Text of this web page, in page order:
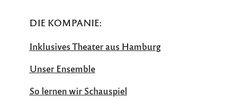
DIE KOMPANIE:
Inklusives Theater aus Hamburg
Unser Ensemble
So lernen wir Schau­spiel